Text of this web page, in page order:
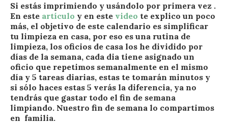
Si estás imprimiendo y usándolo por primera vez .
En este artículo y en este video te explico un poco
más, el objetivo de este calendario es simplificar
tu limpieza en casa, por eso es una rutina de
limpieza, los oficios de casa los he dividido por
días de la semana, cada dia tiene asignado un
oficio que repetimos semanalmente en el mismo
día y 5 tareas diarias, estas te tomarán minutos y
si sólo haces estas 5 verás la diferencia, ya no
tendrás que gastar todo el fin de semana
limpiando. Nuestro fin de semana lo compartimos
en familia.